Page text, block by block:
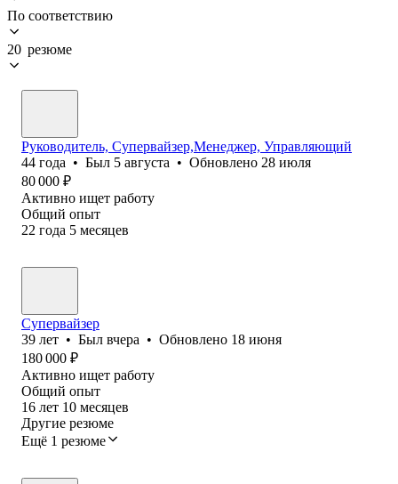
По соответствию
20 резюме
Руководитель, Супервайзер,Менеджер, Управляющий
44 года • Был 5 августа • Обновлено 28 июля
80 000 ₽
Активно ищет работу
Общий опыт
22 года 5 месяцев
Супервайзер
39 лет • Был вчера • Обновлено 18 июня
180 000 ₽
Активно ищет работу
Общий опыт
16 лет 10 месяцев
Другие резюме
Ещё 1 резюме